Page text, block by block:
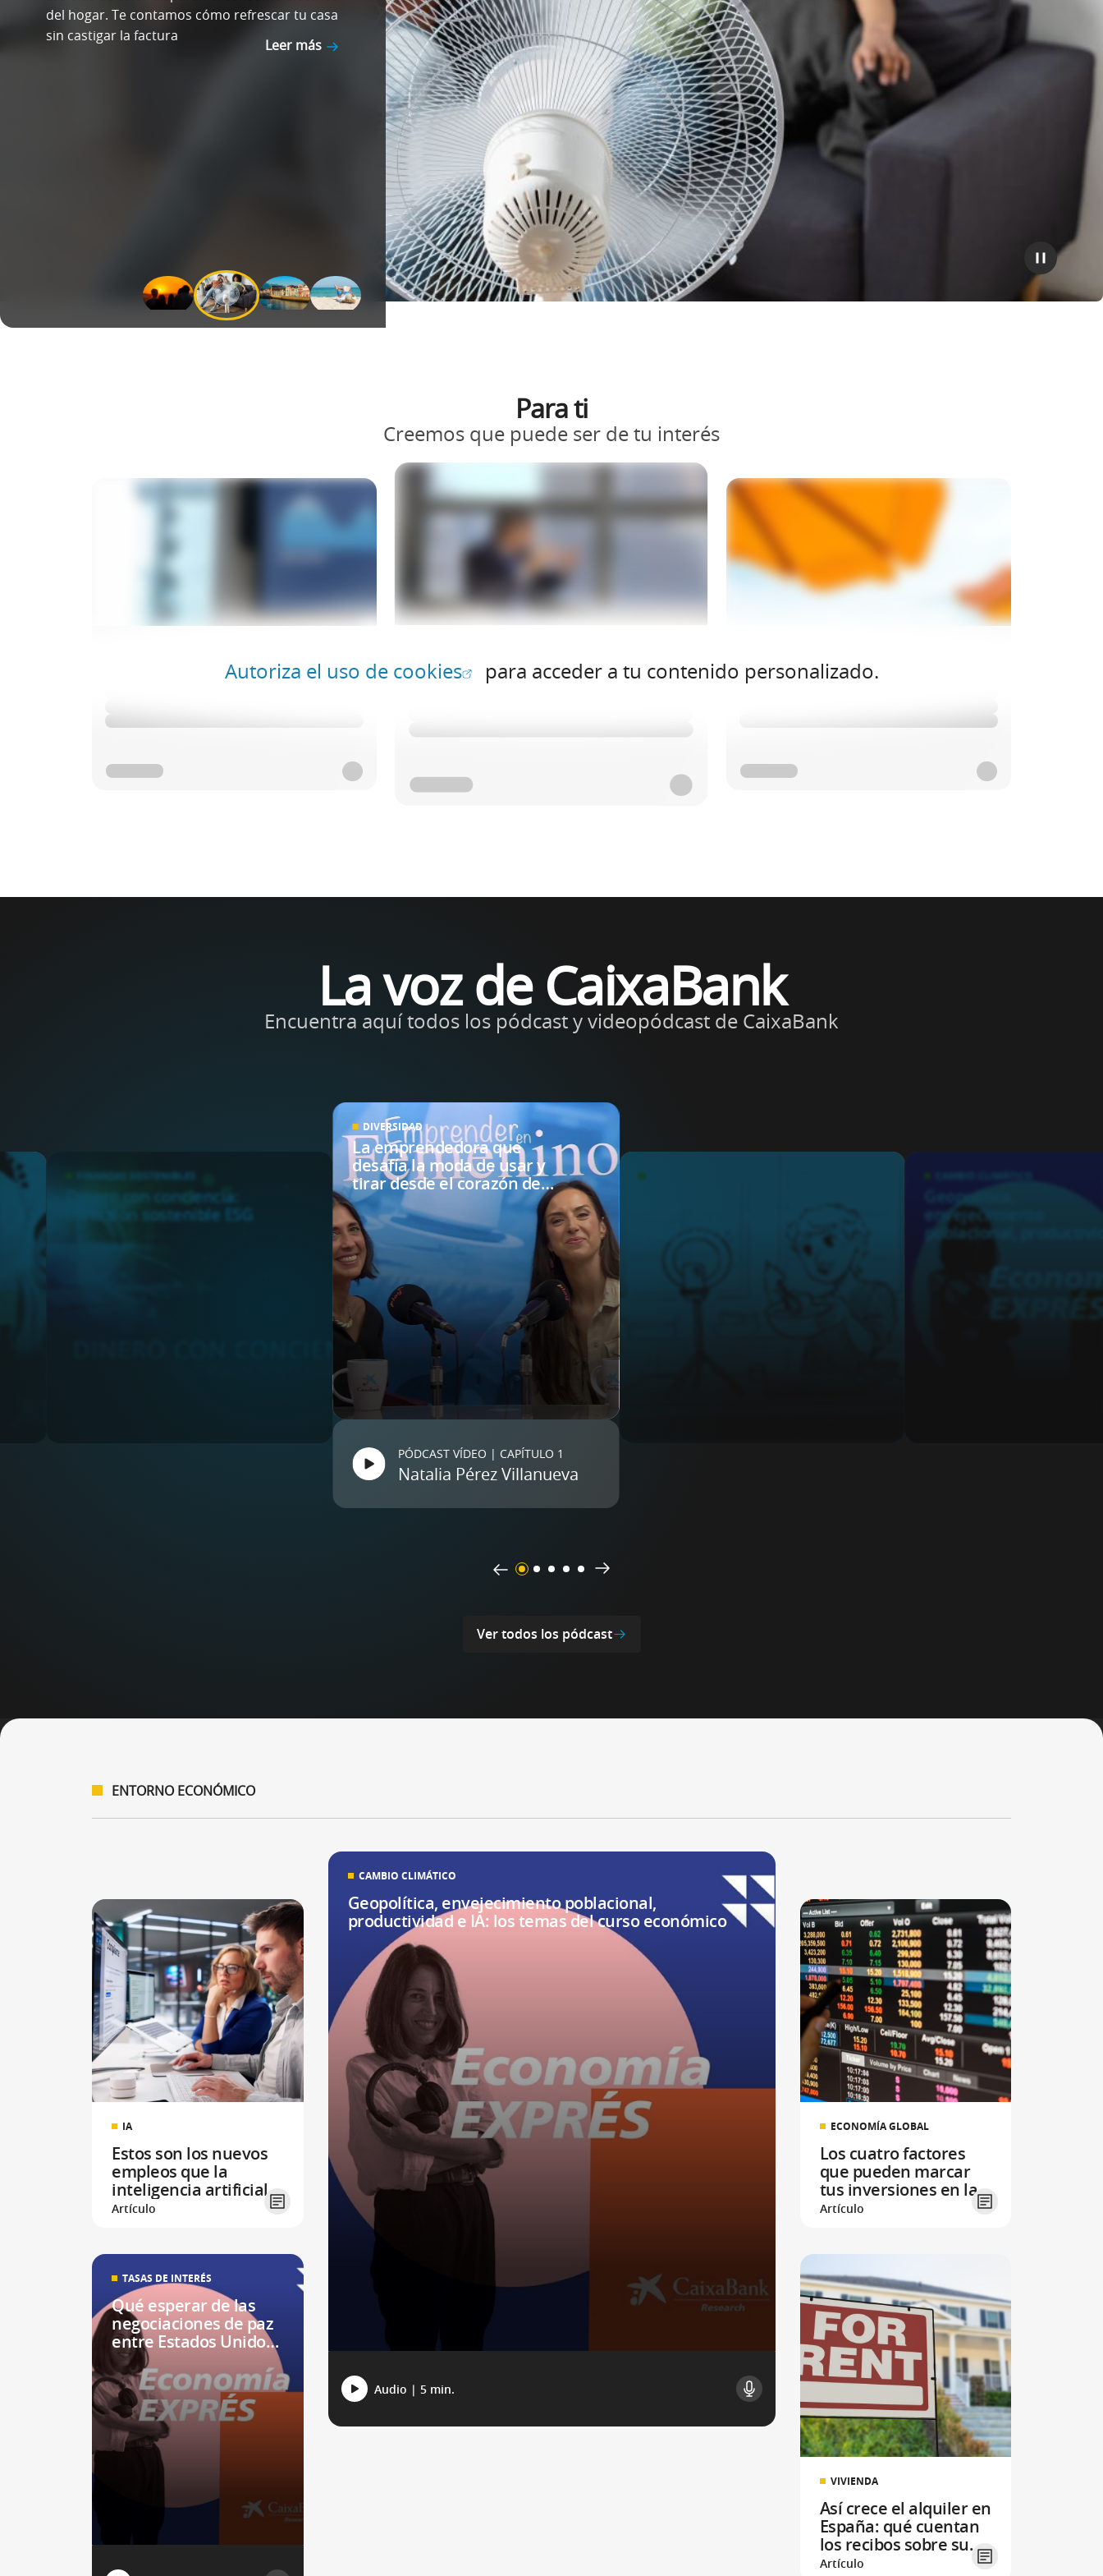
del hogar. Te contamos cómo refrescar tu casa
sin castigar la factura
Leer más
Para ti
Creemos que puede ser de tu interés
Autoriza el uso de cookies(Abrir en ventana nueva)
para acceder a tu contenido personalizado.
La voz de CaixaBank
Encuentra aquí todos los pódcast y videopódcast de CaixaBank
FINANZAS SOSTENIBLES
Dinero con conciencia:
inversión sostenible ESG
DIVERSIDAD
La emprendedora que
desafía la moda de usar y
tirar desde el corazón de
Toledo
PÓDCAST VÍDEO | CAPÍTULO 1
Natalia Pérez Villanueva
Geopolítica,
envejecimiento
poblacional,
económico
Ver todos los pódcast
ENTORNO ECONÓMICO
IA
Estos son los nuevos
empleos que la
inteligencia artificial
ya está creando
Artículo
CAMBIO CLIMÁTICO
Geopolítica, envejecimiento poblacional,
productividad e IA: los temas del curso económico
Audio | 5 min.
ECONOMÍA GLOBAL
Los cuatro factores
que pueden marcar
tus inversiones en la
segunda mitad de
Artículo
TASAS DE INTERÉS
Qué esperar de las
negociaciones de paz
entre Estados Unidos-
Irán
VIVIENDA
Así crece el alquiler en
España: qué cuentan
los recibos sobre su
evolución
Artículo